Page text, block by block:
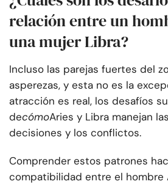
relación entre un
una mujer Libra?
Incluso las parejas fuertes del
asperezas, y esta no es la
atracción es real, los desafíos
decómoAries y Libra manejan
decisiones y los conflictos.
Comprender estos patrones
compatibilidad entre el hombre